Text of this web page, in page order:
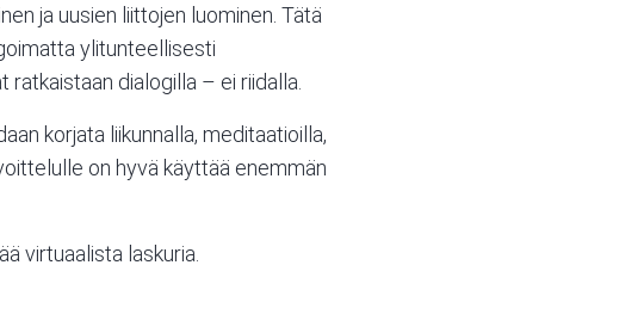
ja uusien liittojen luominen. Tätä
ylitunteellisesti
ratkaistaan dialogilla – ei riidalla.
korjata liikunnalla, meditaatioilla,
on hyvä käyttää enemmän
virtuaalista laskuria.